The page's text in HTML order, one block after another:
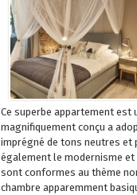
Ce superbe appartement est
magnifiquement conçu a
imprégné de tons neutres et
également le modernisme et
sont conformes au thème
chambre apparemment